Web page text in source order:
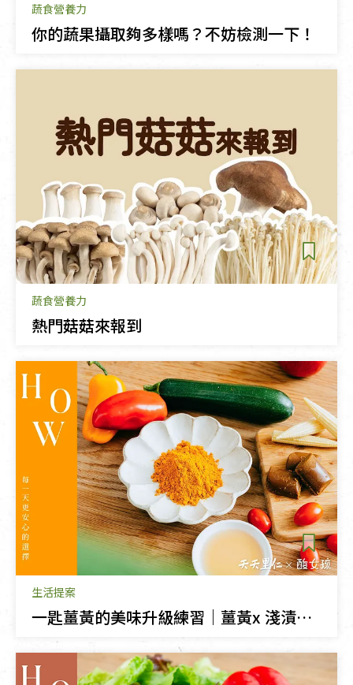
蔬食營養力
你的蔬果攝取夠多樣嗎？不妨檢測一下！
蔬食營養力
熱門菇菇來報到
生活提案
一匙薑黃的美味升級練習｜薑黃x 淺漬醋，打造料理黃金比例